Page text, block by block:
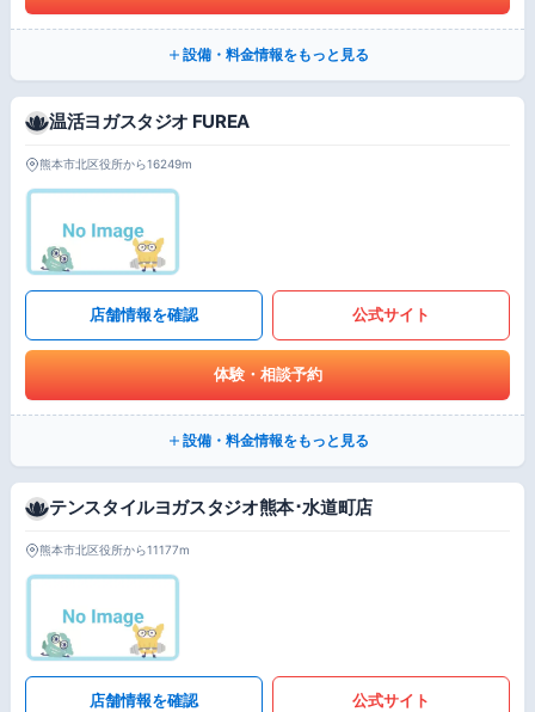
設備・料金情報をもっと見る
温活ヨガスタジオ FUREA
熊本市北区役所から16249m
店舗情報を確認 公式サイト
体験・相談予約
設備・料金情報をもっと見る
テンスタイルヨガスタジオ熊本･水道町店
熊本市北区役所から11177m
店舗情報を確認 公式サイト